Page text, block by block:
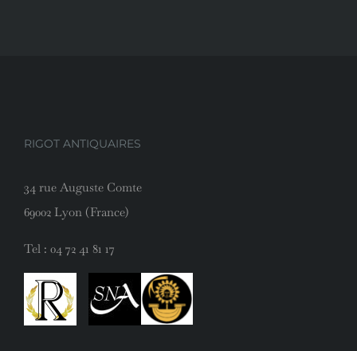
RIGOT ANTIQUAIRES
34 rue Auguste Comte
69002 Lyon (France)
Tel : 04 72 41 81 17